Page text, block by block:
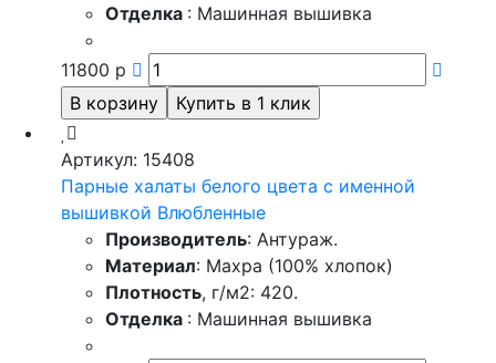
Отделка : Машинная вышивка
11800 р
Артикул: 15408
Парные халаты белого цвета с именной
вышивкой Влюбленные
Производитель: Антураж.
Материал: Махра (100% хлопок)
Плотность, г/м2: 420.
Отделка : Машинная вышивка